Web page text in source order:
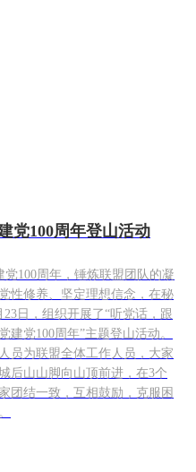
党100周年登山活动
周年，锤炼联盟团队的凝
性修养、坚定理想信念，在秘
日，组织开展了“听党话，跟
建党100周年”主题登山活动。
员为联盟全体工作人员，大家
后山山脚向山顶前进，在3个
团结一致，互相鼓励，克服困